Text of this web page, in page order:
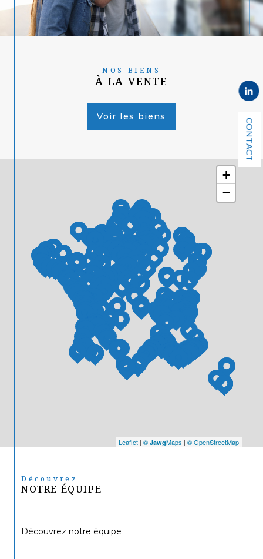
CONTACT
+
−
Leaflet | © JawgMaps | © OpenStreetMap
NOS BIENS
À LA VENTE
Voir les biens
Découvrez
NOTRE ÉQUIPE
Découvrez notre équipe